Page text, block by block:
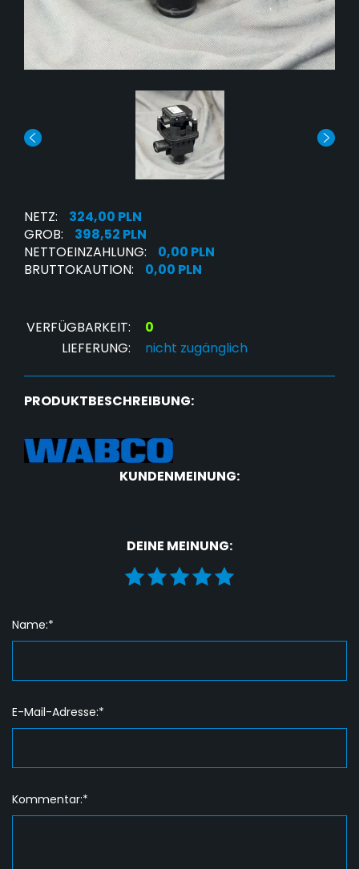
NETZ:
324,00 PLN
GROB:
398,52 PLN
NETTOEINZAHLUNG:
0,00 PLN
BRUTTOKAUTION:
0,00 PLN
VERFÜGBARKEIT:
0
LIEFERUNG:
nicht zugänglich
PRODUKTBESCHREIBUNG:
KUNDENMEINUNG:
DEINE MEINUNG:
Name:*
E-Mail-Adresse:*
Kommentar:*